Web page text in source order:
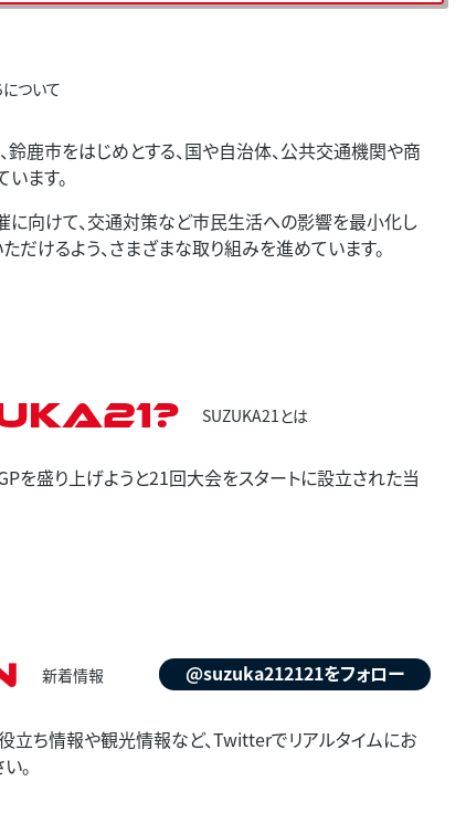
ついて
鹿市をはじめとする、国や自治体、公共交通機関や商
ます。
に向けて、交通対策など市民生活への影響を最小化し
けるよう、さまざまな取り組みを進めています。
SUZUKA21とは
を盛り上げようと21回大会をスタートに設立された当
新着情報 @suzuka212121をフォロー
立ち情報や観光情報など、Twitterでリアルタイムにお
。